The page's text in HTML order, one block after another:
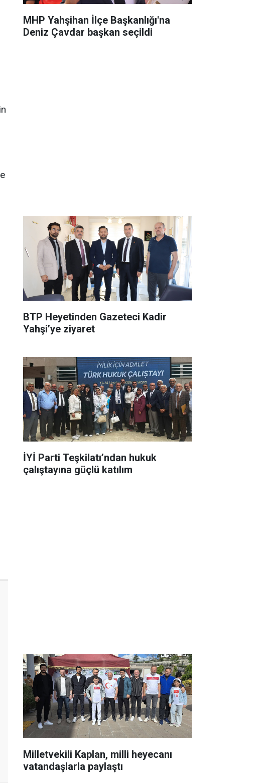
MHP Yahşihan İlçe Başkanlığı'na
Deniz Çavdar başkan seçildi
BTP Heyetinden Gazeteci Kadir
Yahşi’ye ziyaret
İYİ Parti Teşkilatı’ndan hukuk
çalıştayına güçlü katılım
Milletvekili Kaplan, milli heyecanı
vatandaşlarla paylaştı